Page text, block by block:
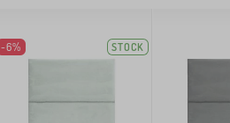
-6% STOCK